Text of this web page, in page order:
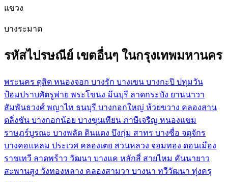
แขวง
บางระมาด
รหัสไปรษณีย์ เขตอื่นๆ ในกรุงเทพมหานคร
พระนคร ดุสิต หนองจอก บางรัก บางเขน บางกะปิ ปทุมวัน
ป้อมปราบศัตรูพ่าย พระโขนง มีนบุรี ลาดกระบัง ยานนาวา
สัมพันธวงศ์ พญาไท ธนบุรี บางกอกใหญ่ ห้วยขวาง คลองสาน
ตลิ่งชัน บางกอกน้อย บางขุนเทียน ภาษีเจริญ หนองแขม
ราษฎร์บูรณะ บางพลัด ดินแดง บึงกุ่ม สาทร บางซื่อ จตุจักร
บางคอแหลม ประเวศ คลองเตย สวนหลวง จอมทอง ดอนเมือง
ราชเทวี ลาดพร้าว วัฒนา บางแค หลักสี่ สายไหม คันนายาว
สะพานสูง วังทองหลาง คลองสามวา บางนา ทวีวัฒนา ทุ่งครุ